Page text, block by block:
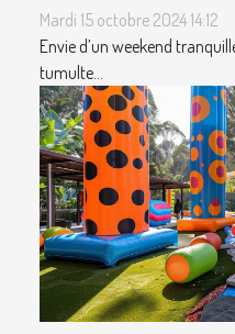
Mardi 15 octobre 2024 14:12
Envie d’un weekend
tumulte...